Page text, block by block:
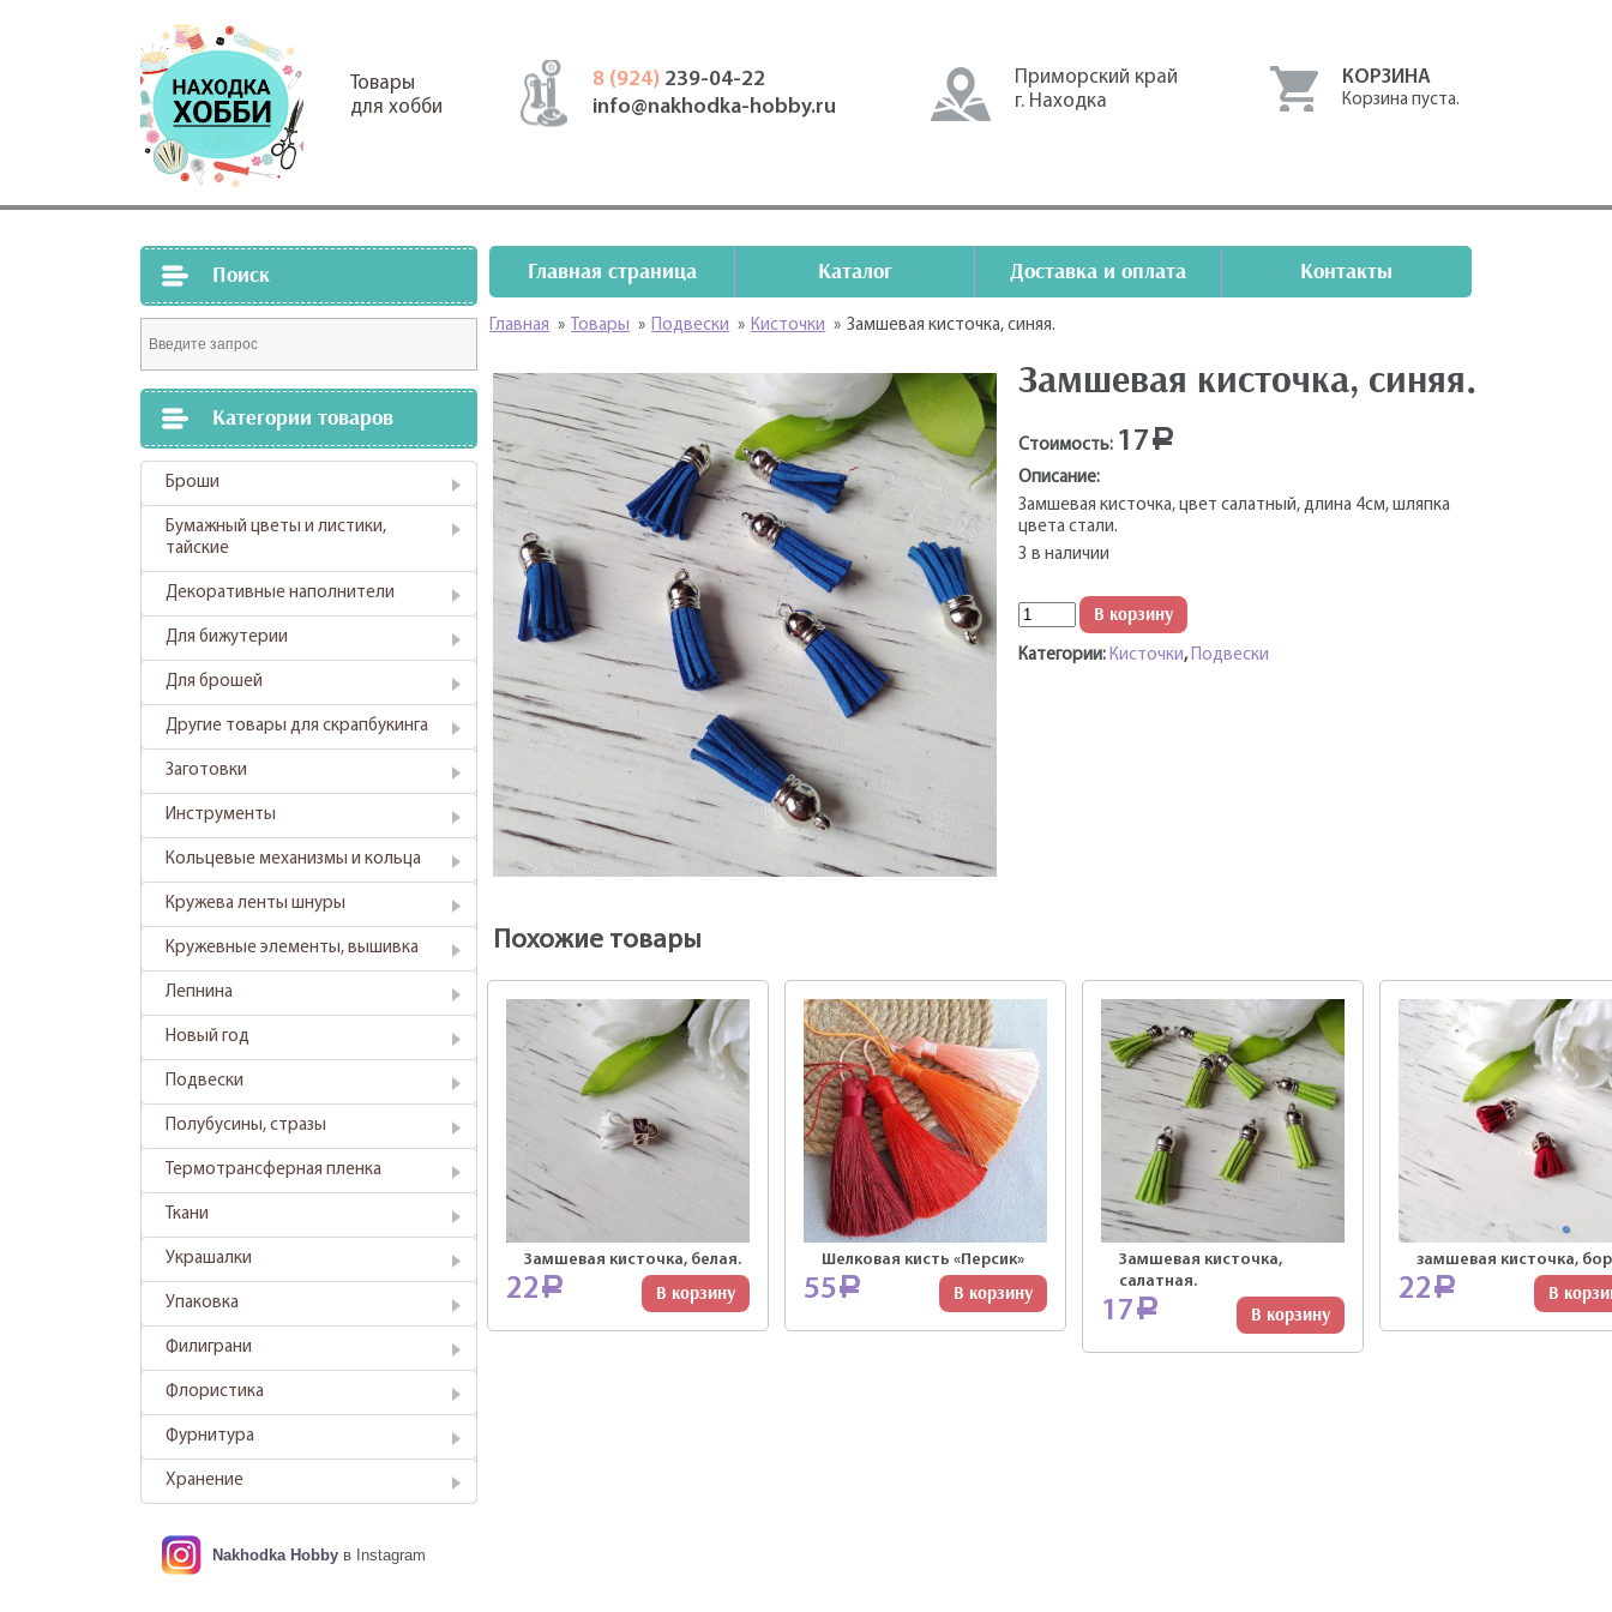
Товары
для хобби
8 (924) 239-04-22
info@nakhodka-hobby.ru
Приморский край
г. Находка
КОРЗИНА
Корзина пуста.
Поиск
Категории товаров
Броши
Бумажный цветы и листики,
тайские
Декоративные наполнители
Для бижутерии
Для брошей
Другие товары для скрапбукинга
Заготовки
Инструменты
Кольцевые механизмы и кольца
Кружева ленты шнуры
Кружевные элементы, вышивка
Лепнина
Новый год
Подвески
Полубусины, стразы
Термотрансферная пленка
Ткани
Украшалки
Упаковка
Филиграни
Флористика
Фурнитура
Хранение
Nakhodka Hobby в Instagram
Главная страница Каталог Доставка и оплата Контакты
Главная » Товары » Подвески » Кисточки » Замшевая кисточка, синяя.
Замшевая кисточка, синяя.
Стоимость: 17 Р
Описание:
Замшевая кисточка, цвет салатный, длина 4см, шляпка
цвета стали.
3 в наличии
КоличествоВ корзину
Категории:Кисточки,Подвески
Похожие товары
Замшевая кисточка, белая.
22 Р В корзину
Шелковая кисть «Персик»
55Р В корзину
Замшевая кисточка,
салатная.
17 Р В корзину
замшевая кисточка,
22 Р В